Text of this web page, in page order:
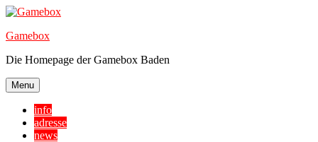
Skip
content
Gamebox
Die Homepage der Gamebox Baden
Menu
info
adresse
news